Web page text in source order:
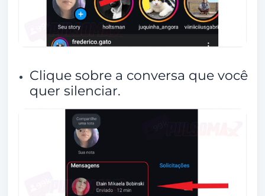
Clique sobre a conversa que você
quer silenciar.